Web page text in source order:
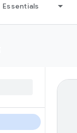
Essentials